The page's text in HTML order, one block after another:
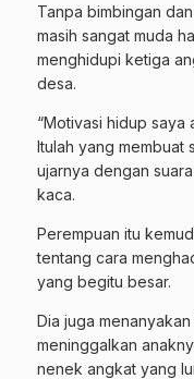
Tanpa bimbingan
masih sangat muda
menghidupi ketiga
desa.
“Motivasi hidup saya
Itulah yang membuat
ujarnya dengan
kaca.
Perempuan itu
tentang cara
yang begitu besar.
Dia juga
meninggalkan
nenek angkat yang